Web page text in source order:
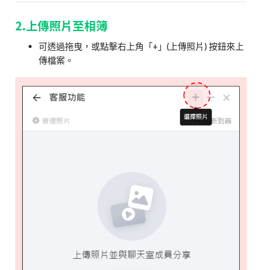
2.上傳照片至相簿
可透過拖曳，或點擊右上角「+」(上傳照片) 按鈕來上
傳檔案。